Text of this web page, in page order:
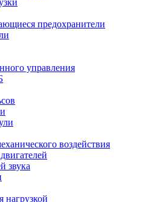
предохранители
управления
воздействия
звука
нагрузкой